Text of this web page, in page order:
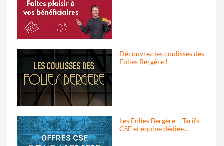
Découvrez les coulisses des
Folies Bergère !
Les Folies Bergère – Tarifs
CSE et équipe dédiée…